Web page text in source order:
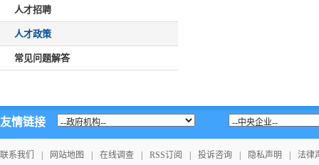
人才招聘
人才政策
常见问题解答
友情链接
联系我们 网站地图 在线调查 RSS订阅 投诉咨询 隐私声明 法律